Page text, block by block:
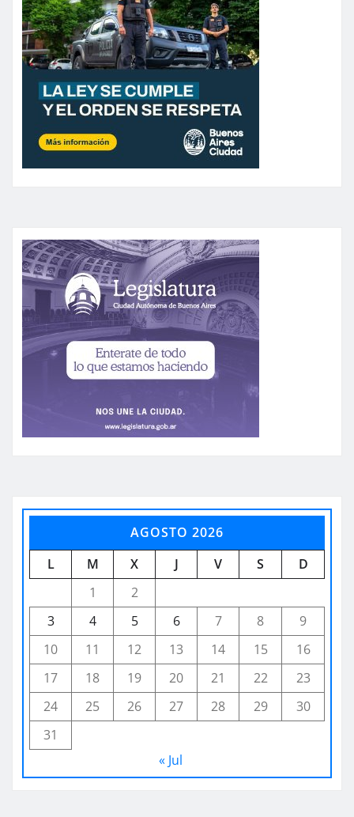
AGOSTO 2026
L
M X J V S
D
1
2
3
4 5 6 7 8
9
10
11 12 13 14 15
16
17
18 19 20 21 22
23
24
25 26 27 28 29
30
31
« Jul